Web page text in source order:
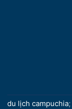
du lịch campuchia;